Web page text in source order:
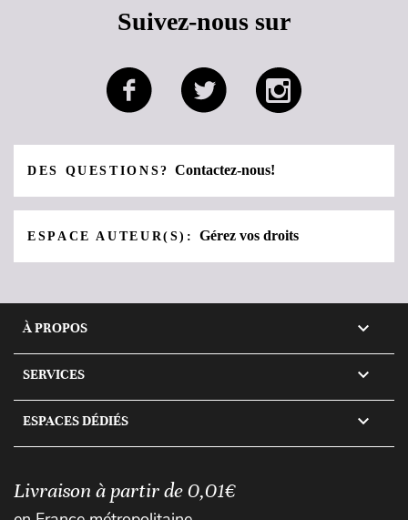
Suivez-nous sur
DES QUESTIONS?Contactez-nous!
ESPACE AUTEUR(S):Gérez vos droits
À PROPOS 
SERVICES 
ESPACES DÉDIÉS 
Livraison à partir de 0,01€